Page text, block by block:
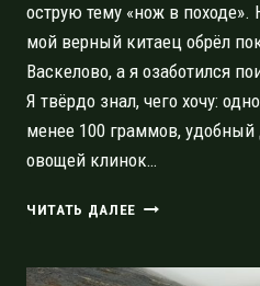
острую тему «нож в походе».
мой верный китаец обрёл
Васкелово, а я озаботился
Я твёрдо знал, чего хочу:
менее 100 граммов, удобный
овощей клинок…
ЧИТАТЬ ДАЛЕЕ ЛЁГКИЙ
HONEY